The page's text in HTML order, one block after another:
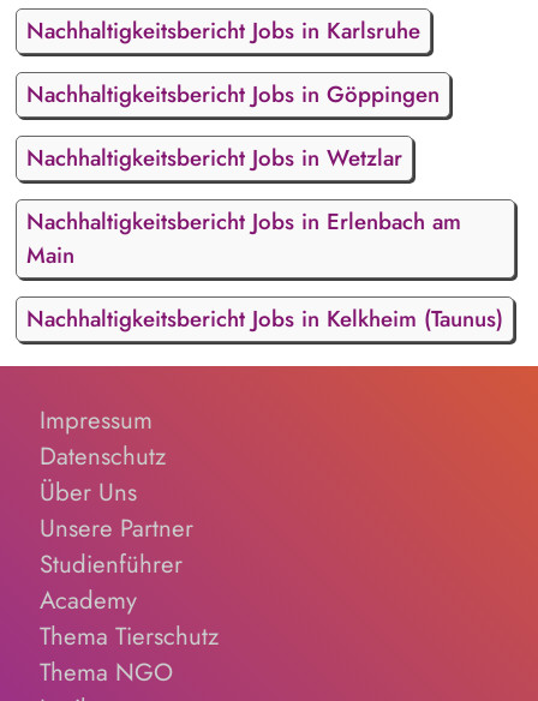
Nachhaltigkeitsbericht Jobs in Karlsruhe
Nachhaltigkeitsbericht Jobs in Göppingen
Nachhaltigkeitsbericht Jobs in Wetzlar
Nachhaltigkeitsbericht Jobs in Erlenbach am
Main
Nachhaltigkeitsbericht Jobs in Kelkheim (Taunus)
Impressum
Datenschutz
Über Uns
Unsere Partner
Studienführer
Academy
Thema Tierschutz
Thema NGO